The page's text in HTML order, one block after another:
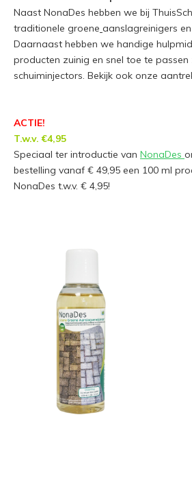
Naast NonaDes hebben we bij
traditionele groene aanslagreinigers
Daarnaast hebben we handige
producten zuinig en snel toe te
schuiminjectors. Bekijk ook onze
ACTIE!
T.w.v. €4,95
Speciaal ter introductie van NonaDes
bestelling vanaf € 49,95 een 100 ml
NonaDes t.w.v. € 4,95!